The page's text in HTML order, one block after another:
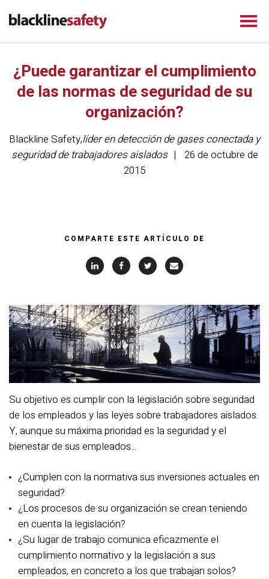
¿Puede garantizar el cumplimiento
de las normas de seguridad de su
organización?
Blackline Safety,líder en detección de gases conectada y
seguridad de trabajadores aislados
26 de octubre de
2015
COMPARTE ESTE ARTÍCULO DE
Su objetivo es cumplir con la legislación sobre seguridad
de los empleados y las leyes sobre trabajadores aislados.
Y, aunque su máxima prioridad es la seguridad y el
bienestar de sus empleados...
¿Cumplen con la normativa sus inversiones actuales en
seguridad?
¿Los procesos de su organización se crean teniendo
en cuenta la legislación?
¿Su lugar de trabajo comunica eficazmente el
cumplimiento normativo y la legislación a sus
empleados, en concreto a los que trabajan solos?